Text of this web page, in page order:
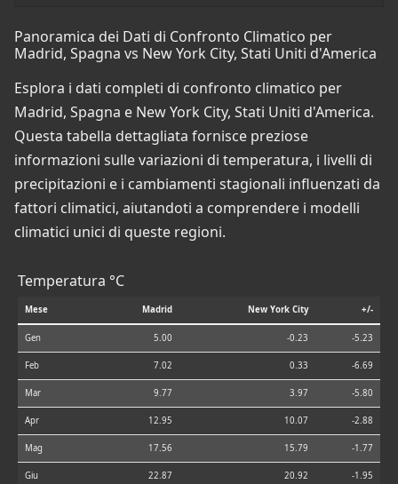
Panoramica dei Dati di Confronto Climatico per
Madrid, Spagna vs New York City, Stati Uniti d'America
Esplora i dati completi di confronto climatico per
Madrid, Spagna e New York City, Stati Uniti d'America.
Questa tabella dettagliata fornisce preziose
informazioni sulle variazioni di temperatura, i livelli di
precipitazioni e i cambiamenti stagionali influenzati da
fattori climatici, aiutandoti a comprendere i modelli
climatici unici di queste regioni.
Temperatura °C
Mese Madrid New York City +/-
Gen 5.00 -0.23 -5.23
Feb 7.02 0.33 -6.69
Mar 9.77 3.97 -5.80
Apr 12.95 10.07 -2.88
Mag 17.56 15.79 -1.77
Giu 22.87 20.92 -1.95